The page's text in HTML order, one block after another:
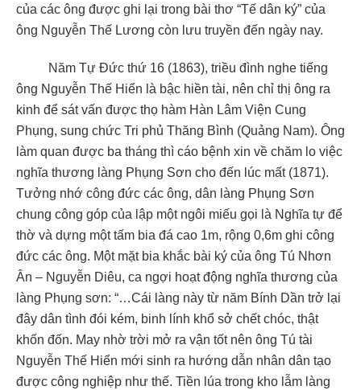
của các ông được ghi lại trong bài thơ “Tế dân ký” của
ông Nguyễn Thế Lương còn lưu truyền đến ngày nay.
Năm Tự Đức thứ 16 (1863), triều đình nghe tiếng
ông Nguyễn Thế Hiển là bậc hiền tài, nên chỉ thị ông ra
kinh để sát vấn được thọ hàm Hàn Lâm Viện Cung
Phụng, sung chức Tri phủ Thăng Bình (Quảng Nam). Ông
làm quan được ba tháng thì cáo bệnh xin về chăm lo việc
nghĩa thương làng Phụng Sơn cho đến lúc mất (1871).
Tưởng nhớ công đức các ông, dân làng Phụng Sơn
chung công góp của lập một ngôi miếu gọi là Nghĩa tự để
thờ và dựng một tấm bia đá cao 1m, rộng 0,6m ghi công
đức các ông. Một mặt bia khắc bài ký của ông Tú Nhơn
Ân – Nguyễn Diêu, ca ngợi hoạt động nghĩa thương của
làng Phụng sơn: “…Cái làng này từ năm Bính Dần trở lại
đây dân tình đói kém, binh lính khổ sở chết chóc, thật
khốn đốn. May nhờ trời mở ra vận tốt nên ông Tú tài
Nguyễn Thế Hiển mới sinh ra hướng dẫn nhân dân tạo
được công nghiệp như thế. Tiền lúa trong kho lẫm làng